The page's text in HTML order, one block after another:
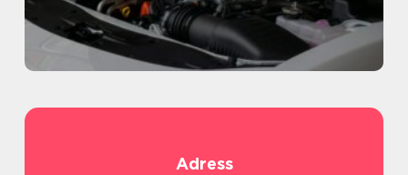
Adress